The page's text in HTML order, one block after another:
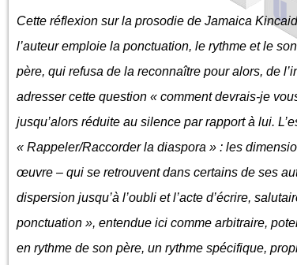
Cette réflexion sur la prosodie de Jamaica
l’auteur emploie la ponctuation, le rythme et le
père, qui refusa de la reconnaître pour alors, de
adresser cette question « comment devrais-je
jusqu’alors réduite au silence par rapport à lui.
« Rappeler/Raccorder la diaspora » : les
œuvre – qui se retrouvent dans certains de ses
dispersion jusqu’à l’oubli et l’acte d’écrire,
ponctuation », entendue ici comme arbitraire,
en rythme de son père, un rythme spécifique,